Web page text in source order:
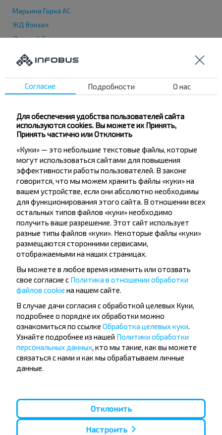
Марьина Горка АС
ЖД Вокзал
Детский Сан.
Нефтебаза
Райагросервис
КХП
ГОРТОП
Новая Заря
Переезд
Ветлечебница
Аптека №25
Райбольница
Криница
Поликлиника №1
Хотите
путешествовать
дешевле?
Не пропусти специальные акции, скидки и
другие интересные предложения INFOBUS.
Подпишись на получение новостей и
путешествуй с нами дешевле!
Подписаться
Согласие Подробности О нас
Для обеспечения удобства пользователей сайта
используются cookies. Вы можете их Принять,
Принять частично или Отклонить
«Куки» — это небольшие текстовые файлы, которые
могут использоваться сайтами для повышения
эффективности работы пользователей. В законе
говорится, что мы можем хранить файлы «куки» на
вашем устройстве, если они абсолютно необходимы
для функционирования этого сайта. В отношении всех
остальных типов файлов «куки» необходимо
получить ваше разрешение. Этот сайт использует
разные типы файлов «куки». Некоторые файлы «куки»
размещаются сторонними сервисами,
отображаемыми на наших страницах.
Вы можете в любое время изменить или отозвать
свое согласие с Политика в отношении обработки
файлов cookie на нашем сайте.
В случае дачи согласия с обработкой целевых Куки,
подробнее о порядке их обработки можно
ознакомиться по ссылке Обработка целевых куки.
Узнайте подробнее из нашей Политики обработки
персональных данных, кто мы такие, как вы можете
связаться с нами и как мы обрабатываем личные
данные.
Отклонить
Настроить